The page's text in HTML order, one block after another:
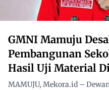
GMNI Mamuju
Pembangunan
Hasil Uji Material
MAMUJU, Mekora.id –